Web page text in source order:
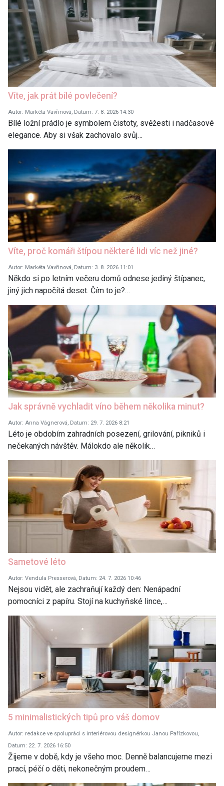
Víte, jak prát bílé povlečení?
Autor: Markéta Vavřinová, Datum: 7. 8. 2026 14:30
Bílé ložní prádlo je symbolem čistoty, svěžesti i nadčasové
elegance. Aby si však zachovalo svůj…
Víte, proč komáři štípou některé lidi víc než jiné?
Autor: Markéta Vavřinová, Datum: 3. 8. 2026 11:01
Někdo si po letním večeru domů odnese jediný štípanec,
jiný jich napočítá deset. Čím to je?…
Jak správně vychladit víno během několika minut?
Autor: Anna Vágnerová, Datum: 29. 7. 2026 8:21
Léto je obdobím zahradních posezení, grilování, pikniků i
nečekaných návštěv. Málokdo ale několik…
Sametové léto
Autor: Vendula Presserová, Datum: 24. 7. 2026 10:46
Nejsou vidět, ale zachraňují každý den: Nenápadní
pomocníci z papíru. Stojí na kuchyňské lince,…
5 minimalistických tipů pro váš domov
Autor: redakce ve spolupráci s interiérovou designérkou Janou Pařízkovou,
Datum: 22. 7. 2026 16:50
Žijeme v době, kdy je všeho moc. Denně balancujeme mezi
prací, péčí o děti, nekonečným proudem…